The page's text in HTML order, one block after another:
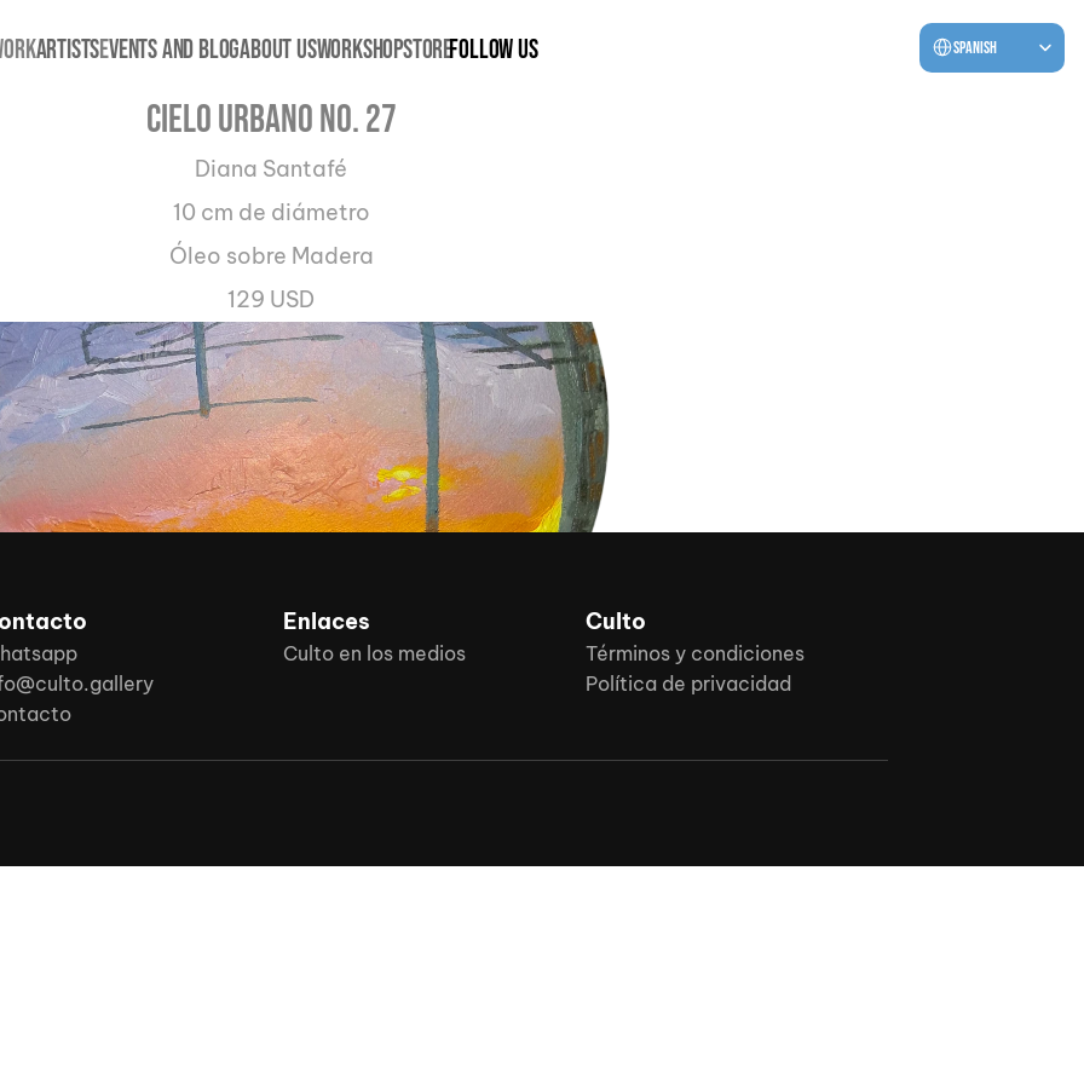
ARTISTSEVENTS AND BLOGABOUT USWORKSHOPSTOREFOLLOW US
Select Language
Spanish
Cielo urbano No. 27
Diana Santafé
10 cm de diámetro
Óleo sobre Madera
129 USD
Enlaces
Culto en los medios
Culto
Términos y condiciones
Política de privacidad